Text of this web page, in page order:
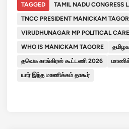
TAGGED
TAMIL NADU CONGRESS
TNCC PRESIDENT MANICKAM
VIRUDHUNAGAR MP POLITICAL
WHO IS MANICKAM TAGORE
தவெக காங்கிரஸ் கூட்டணி 2026
யார் இந்த மாணிக்கம் தாகூர்